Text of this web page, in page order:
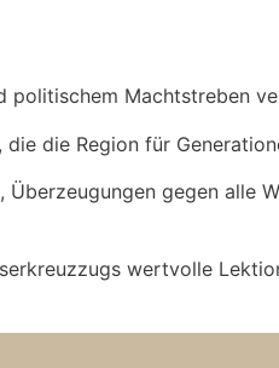
politischem Machtstreben
die Region für
gegen alle
wertvolle